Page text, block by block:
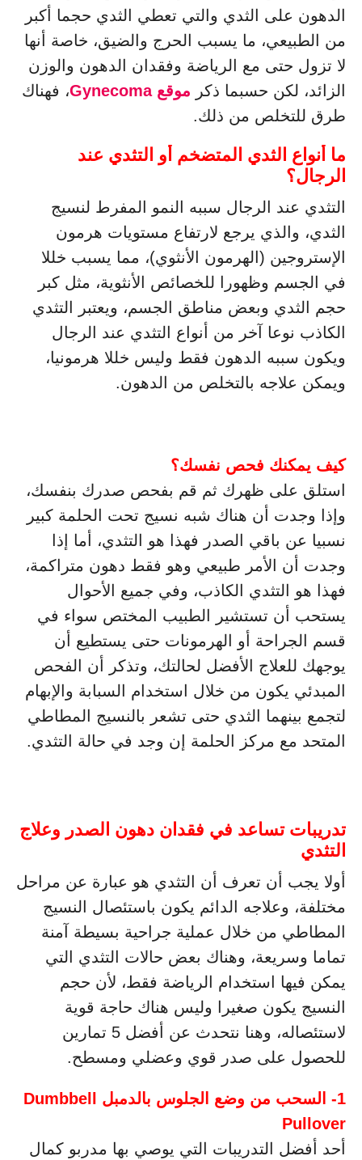
الدهون على الثدي والتي تعطي الثدي حجما أكبر
من الطبيعي، ما يسبب الحرج والضيق، خاصة أنها
لا تزول حتى مع الرياضة وفقدان الدهون والوزن
الزائد، لكن حسبما ذكر موقع Gynecoma
، فهناك
طرق للتخلص من ذلك.
ما أنواع الثدي المتضخم أو التثدي عند
الرجال؟
التثدي عند الرجال سببه النمو المفرط لنسيج
الثدي، والذي يرجع لارتفاع مستويات هرمون
الإستروجين (الهرمون الأنثوي)، مما يسبب خللا
في الجسم وظهورا للخصائص الأنثوية، مثل كبر
حجم الثدي وبعض مناطق الجسم، ويعتبر التثدي
الكاذب نوعا آخر من أنواع التثدي عند الرجال
ويكون سببه الدهون فقط وليس خللا هرمونيا،
ويمكن علاجه بالتخلص من الدهون.
كيف يمكنك فحص نفسك؟
استلق على ظهرك ثم قم بفحص صدرك بنفسك،
وإذا وجدت أن هناك شبه نسيج تحت الحلمة كبير
نسبيا عن باقي الصدر فهذا هو التثدي، أما إذا
وجدت أن الأمر طبيعي وهو فقط دهون متراكمة،
فهذا هو التثدي الكاذب، وفي جميع الأحوال
يستحب أن تستشير الطبيب المختص سواء في
قسم الجراحة أو الهرمونات حتى يستطيع أن
يوجهك للعلاج الأفضل لحالتك، وتذكر أن الفحص
المبدئي يكون من خلال استخدام السبابة والإبهام
لتجمع بينهما الثدي حتى تشعر بالنسيج المطاطي
المتحد مع مركز الحلمة إن وجد في حالة التثدي.
تدريبات تساعد في فقدان دهون الصدر وعلاج
التثدي
أولا يجب أن تعرف أن التثدي هو عبارة عن مراحل
مختلفة، وعلاجه الدائم يكون باستئصال النسيج
المطاطي من خلال عملية جراحية بسيطة آمنة
تماما وسريعة، وهناك بعض حالات التثدي التي
يمكن فيها استخدام الرياضة فقط، لأن حجم
النسيج يكون صغيرا وليس هناك حاجة قوية
لاستئصاله، وهنا نتحدث عن أفضل 5 تمارين
للحصول على صدر قوي وعضلي ومسطح.
1- السحب من وضع الجلوس بالدمبل Dumbbell
Pullover
أحد أفضل التدريبات التي يوصي بها مدربو كمال